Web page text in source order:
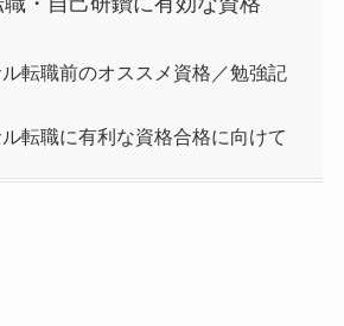
転職前のオススメ資格／勉強記
転職に有利な資格合格に向けて